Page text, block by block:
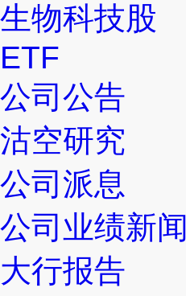
生物科技股
ETF
公司公告
沽空研究
公司派息
公司业绩新闻
大行报告